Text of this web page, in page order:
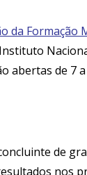
da Formação
abertas de 7
de
nos